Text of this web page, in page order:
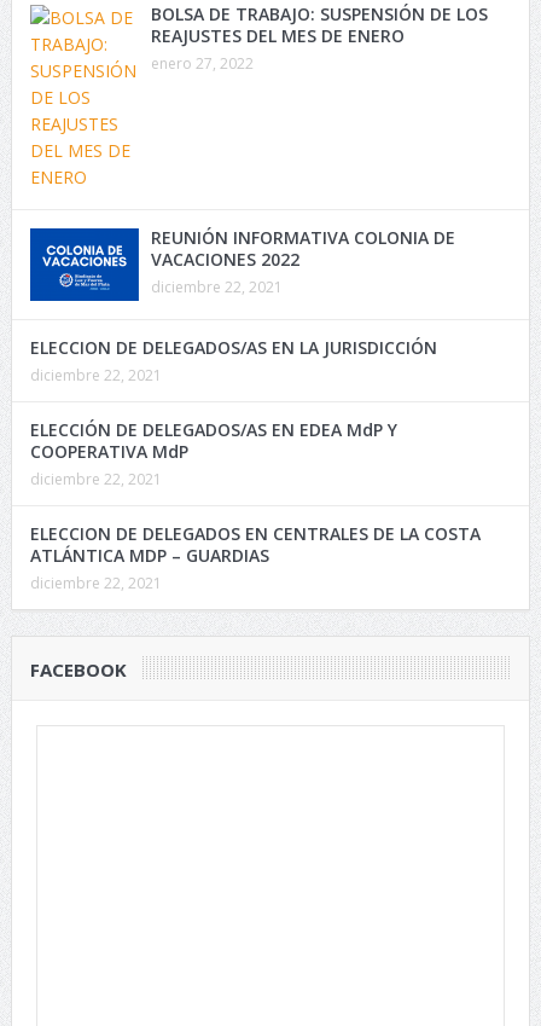
BOLSA DE TRABAJO: SUSPENSIÓN DE LOS
REAJUSTES DEL MES DE ENERO
enero 27, 2022
REUNIÓN INFORMATIVA COLONIA DE
VACACIONES 2022
diciembre 22, 2021
ELECCION DE DELEGADOS/AS EN LA JURISDICCIÓN
diciembre 22, 2021
ELECCIÓN DE DELEGADOS/AS EN EDEA MdP Y
COOPERATIVA MdP
diciembre 22, 2021
ELECCION DE DELEGADOS EN CENTRALES DE LA COSTA
ATLÁNTICA MDP – GUARDIAS
diciembre 22, 2021
FACEBOOK